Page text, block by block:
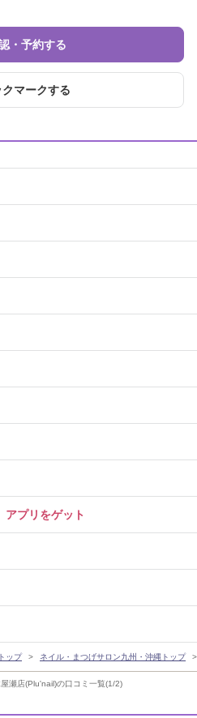
瀬店(Plu'nail)の口コミ一覧(1/2)
・予約する
クマークする
プリをゲット
ップ ネイル・まつげサロン九州・沖縄トップ